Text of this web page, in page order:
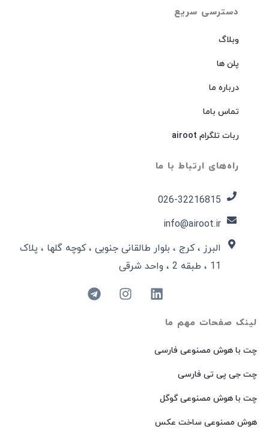
لینک صفحات مهم ما
چت با هوش مصنوعی فارسی
چت جی پی تی فارسی
چت با هوش مصنوعی گوگل
هوش مصنوعی ساخت عکس
دسترسی سریع
وبلاگ
پلن ها
درباره ما
تماس باما
ربات تلگرام airoot
راه‌های ارتباط با ما
026-32216815​
info@airoot.ir
البرز ، کرج ، بلوار طالقانی جنوبی ، کوچه گلها ، پلاک
11 ، طبقه 2 ، واحد شرقی